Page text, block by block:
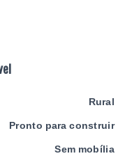
Rural
Pronto para construir
Sem mobília